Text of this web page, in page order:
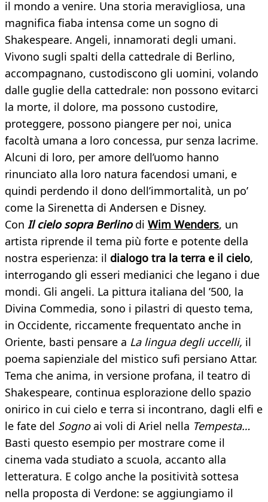
il mondo a venire. Una storia meravigliosa, una
magnifica fiaba intensa come un sogno di
Shakespeare. Angeli, innamorati degli umani.
Vivono sugli spalti della cattedrale di Berlino,
accompagnano, custodiscono gli uomini, volando
dalle guglie della cattedrale: non possono evitarci
la morte, il dolore, ma possono custodire,
proteggere, possono piangere per noi, unica
facoltà umana a loro concessa, pur senza lacrime.
Alcuni di loro, per amore dell’uomo hanno
rinunciato alla loro natura facendosi umani, e
quindi perdendo il dono dell’immortalità, un po’
come la Sirenetta di Andersen e Disney.
Con Il cielo sopra Berlinodi Wim Wenders, un
artista riprende il tema più forte e potente della
nostra esperienza: il dialogo tra la terra e il cielo,
interrogando gli esseri medianici che legano i due
mondi. Gli angeli. La pittura italiana del ’500, la
Divina Commedia, sono i pilastri di questo tema,
in Occidente, riccamente frequentato anche in
Oriente, basti pensare a La lingua degli uccelli, il
poema sapienziale del mistico sufi persiano Attar.
Tema che anima, in versione profana, il teatro di
Shakespeare, continua esplorazione dello spazio
onirico in cui cielo e terra si incontrano, dagli elfi e
le fate del Sognoai voli di Ariel nella Tempesta…
Basti questo esempio per mostrare come il
cinema vada studiato a scuola, accanto alla
letteratura. E colgo anche la positività sottesa
nella proposta di Verdone: se aggiungiamo il